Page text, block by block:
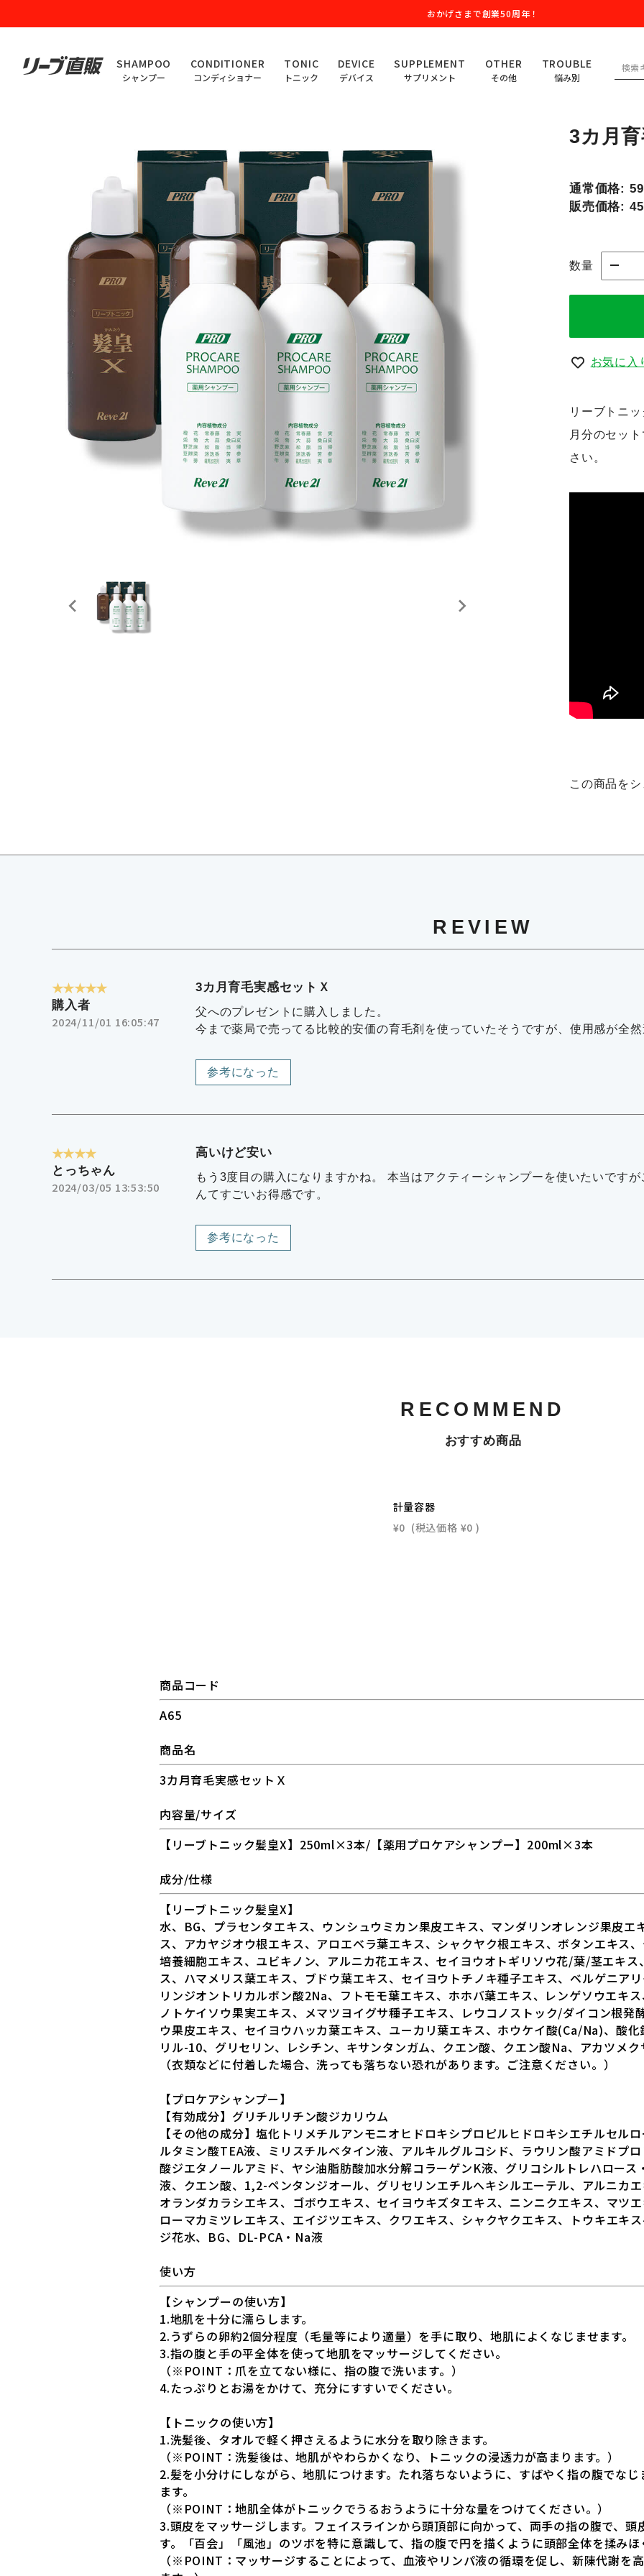
おかげさまで創業50周年！
SHAMPOO
シャンプー
CONDITIONER
コンディショナー
TONIC
トニック
DEVICE
デバイス
SUPPLEMENT
サプリメント
OTHER
その他
TROUBLE
悩み別
3カ月
通常価格:
販売価格:
数量
お気に入
リーブトニ
月分のセッ
さい。
この商品を
REVIEW
★★★★★
購入者
2024/11/01 16:05:47
3カ月育毛実感セットＸ
父へのプレゼントに購入しました。
今まで薬局で売ってる比較的安価の育毛剤を使っていたそうですが、使用感が全
参考になった
★★★★
とっちゃん
2024/03/05 13:53:50
高いけど安い
もう3度目の購入になりますかね。 本当はアクティーシャンプーを使いたいです
んてすごいお得感です。
参考になった
RECOMMEND
おすすめ商品
計量容器
¥0 (税込価格 ¥0 )
商品コード
A65
商品名
3カ月育毛実感セットＸ
内容量/サイズ
【リーブトニック髪皇X】250ml×3本/【薬用プロケアシャンプー】200ml×3本
成分/仕様
【リーブトニック髪皇X】
水、BG、プラセンタエキス、ウンシュウミカン果皮エキス、マンダリンオレンジ果皮エ
ス、アカヤジオウ根エキス、アロエベラ葉エキス、シャクヤク根エキス、ボタンエキス
培養細胞エキス、ユビキノン、アルニカ花エキス、セイヨウオトギリソウ花/葉/茎エキ
ス、ハマメリス葉エキス、ブドウ葉エキス、セイヨウトチノキ種子エキス、ベルゲニア
リンジオントリカルボン酸2Na、フトモモ葉エキス、ホホバ葉エキス、レンゲソウエキ
ノトケイソウ果実エキス、メマツヨイグサ種子エキス、レウコノストック/ダイコン根発
ウ果皮エキス、セイヨウハッカ葉エキス、ユーカリ葉エキス、ホウケイ酸(Ca/Na)、酸
リル-10、グリセリン、レシチン、キサンタンガム、クエン酸、クエン酸Na、アカツメ
（衣類などに付着した場合、洗っても落ちない恐れがあります。ご注意ください。）
【プロケアシャンプー】
【有効成分】グリチルリチン酸ジカリウム
【その他の成分】塩化トリメチルアンモニオヒドロキシプロピルヒドロキシエチルセル
ルタミン酸TEA液、ミリスチルベタイン液、アルキルグルコシド、ラウリン酸アミドプ
酸ジエタノールアミド、ヤシ油脂肪酸加水分解コラーゲンK液、グリコシルトレハロー
液、クエン酸、1,2-ペンタンジオール、グリセリンエチルへキシルエーテル、アルニカ
オランダカラシエキス、ゴボウエキス、セイヨウキズタエキス、ニンニクエキス、マツ
ローマカミツレエキス、エイジツエキス、クワエキス、シャクヤクエキス、トウキエキ
ジ花水、BG、DL-PCA・Na液
使い方
【シャンプーの使い方】
1.地肌を十分に濡らします。
2.うずらの卵約2個分程度（毛量等により適量）を手に取り、地肌によくなじませます。
3.指の腹と手の平全体を使って地肌をマッサージしてください。
（※POINT：爪を立てない様に、指の腹で洗います。）
4.たっぷりとお湯をかけて、充分にすすいでください。
【トニックの使い方】
1.洗髪後、タオルで軽く押さえるように水分を取り除きます。
（※POINT：洗髪後は、地肌がやわらかくなり、トニックの浸透力が高まります。）
2.髪を小分けにしながら、地肌につけます。たれ落ちないように、すばやく指の腹でな
ます。
（※POINT：地肌全体がトニックでうるおうように十分な量をつけてください。）
3.頭皮をマッサージします。フェイスラインから頭頂部に向かって、両手の指の腹で、
す。「百会」「風池」のツボを特に意識して、指の腹で円を描くように頭部全体を揉みほ
（※POINT：マッサージすることによって、血液やリンパ液の循環を促し、新陳代謝を